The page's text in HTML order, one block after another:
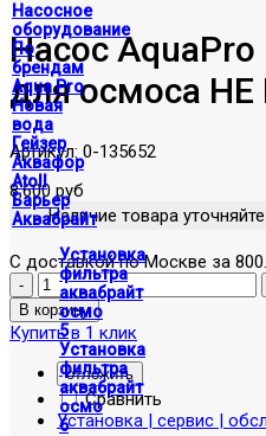
Насосное
оборудование
По
брендам
Aqua Pro
Новая
вода
Гейзер
Аквафор
Atoll
Барьер
Аквабрайт
Установка
фильтра
аквабрайт
осмо
5
Установка
фильтра
аквабрайт
осмо
6
Насос
для осмоса
Артикул: 0-135652
8,600 руб
Наличие товара
С доставкой по Москве за
Купить в 1 клик
отложить
Сравнить
Установка | сервис |